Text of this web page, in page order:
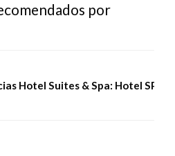
por
Hotel Suites & Spa: Hotel SPA